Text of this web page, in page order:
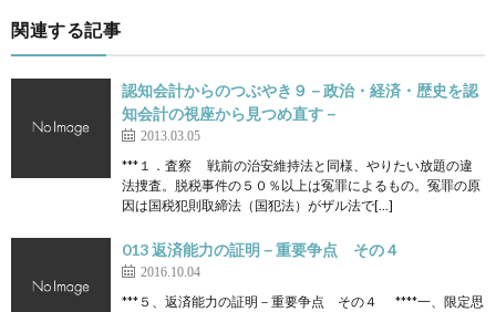
関連する記事
認知会計からのつぶやき９－政治・経済・歴史を認
知会計の視座から見つめ直す－
2013.03.05
***１．査察 戦前の治安維持法と同様、やりたい放題の違
法捜査。脱税事件の５０％以上は冤罪によるもの。冤罪の原
因は国税犯則取締法（国犯法）がザル法で[…]
013 返済能力の証明－重要争点 その４
2016.10.04
***５、返済能力の証明－重要争点 その４ ****一、限定思